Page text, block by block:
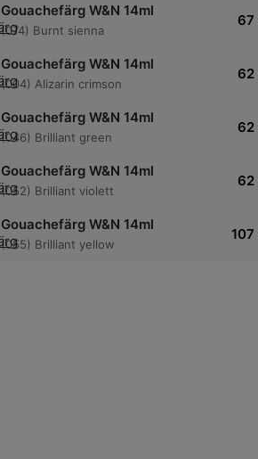
Gouachefärg W&N 14ml
(074) Burnt sienna
67
Gouachefärg W&N 14ml
(004) Alizarin crimson
62
Gouachefärg W&N 14ml
(046) Brilliant green
62
Gouachefärg W&N 14ml
(052) Brilliant violett
62
Gouachefärg W&N 14ml
(055) Brilliant yellow
107